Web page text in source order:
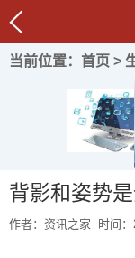
当前位置： 首页 >
背影和姿势
作者：资讯之家 时间